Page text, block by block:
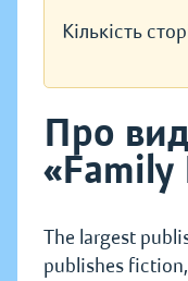
Кількість
Про
«Family
The largest
publishes